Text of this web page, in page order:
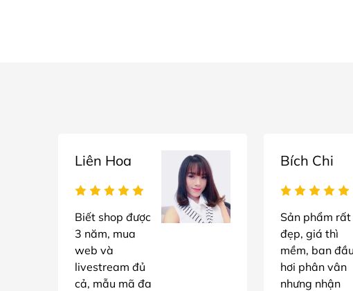
Liên Hoa
Biết shop được
3 năm, mua
web và
livestream đủ
cả, mẫu mã đa
Bích Chi
Sản phẩm rất
đẹp, giá thì
mềm, ban đầu
hơi phân vân
nhưng nhận